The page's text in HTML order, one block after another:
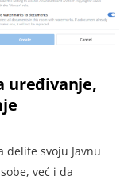
uređivanje,
delite svoju Javnu
već i da